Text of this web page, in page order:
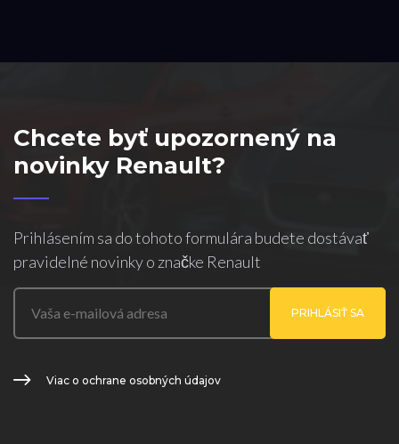
Chcete byť upozornený na
novinky Renault?
Prihlásením sa do tohoto formulára budete dostávať
pravidelné novinky o značke Renault
PRIHLÁSIŤ SA
Viac o ochrane osobných údajov